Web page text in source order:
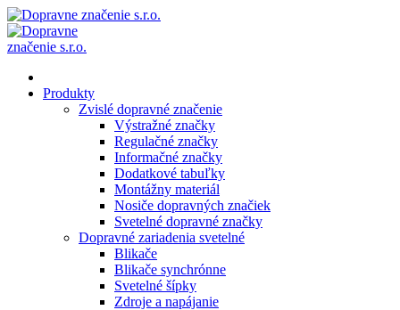
Produkty
Zvislé dopravné značenie
Výstražné značky
Regulačné značky
Informačné značky
Dodatkové tabuľky
Montážny materiál
Nosiče dopravných značiek
Svetelné dopravné značky
Dopravné zariadenia svetelné
Blikače
Blikače synchrónne
Svetelné šípky
Zdroje a napájanie